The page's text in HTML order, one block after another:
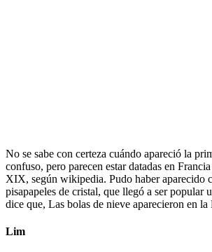
No se sabe con certeza cuándo apareció la
confuso, pero parecen estar datadas en
XIX, según wikipedia. Pudo haber aparecido
pisapapeles de cristal, que llegó a ser popular
dice que, Las bolas de nieve aparecieron en
Lim